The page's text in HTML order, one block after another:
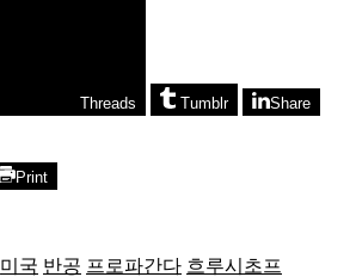
Threads Tumblr Share
Print
미국 반공 프로파간다 흐루시초프